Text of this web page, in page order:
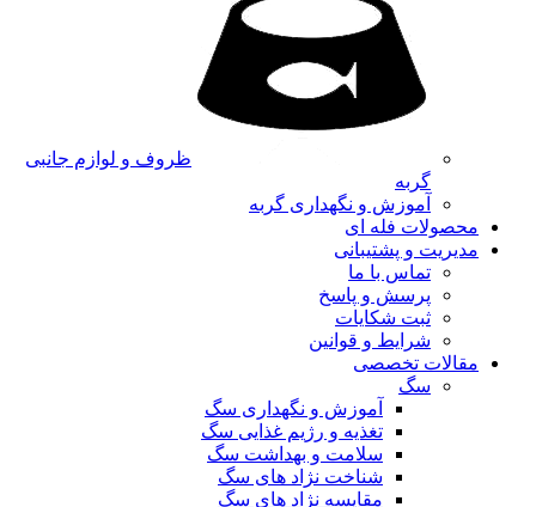
ظروف و لوازم جانبی
گربه
آموزش و نگهداری گربه
محصولات فله ای
مدیریت و پشتیبانی
تماس با ما
پرسش و پاسخ
ثبت شکایات
شرایط و قوانین
مقالات تخصصی
سگ
آموزش و نگهداری سگ
تغذیه و رژیم غذایی سگ
سلامت و بهداشت سگ
شناخت نژاد های سگ
مقایسه نژاد های سگ